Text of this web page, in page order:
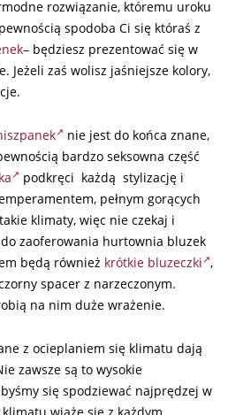
rozwiązanie, któremu uroku
spodoba Ci się któraś z
– będziesz prezentować się w
Jeżeli zaś wolisz jaśniejsze kolory,
nie jest do końca znane,
bardzo seksowna część
podkręci każdą stylizację i
pełnym gorących
klimaty, więc nie czekaj i
zaoferowania hurtownia bluzek
będą również krótkie bluzeczki ,
spacer z narzeczonym.
na nim duże wrażenie.
z ocieplaniem się klimatu dają
zawsze są to wysokie
się spodziewać najprędzej w